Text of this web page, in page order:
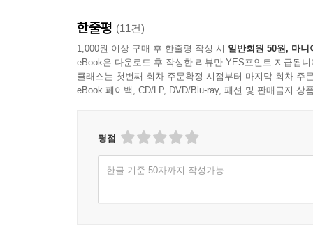
한줄평(11건)
1,000원 이상 구매 후 한줄평 작성 시 일반회원 50원, 마니
eBook은 다운로드 후 작성한 리뷰만 YES포인트 지급됩니
클래스는 첫번째 회차 주문확정 시점부터 마지막 회차 주
평점